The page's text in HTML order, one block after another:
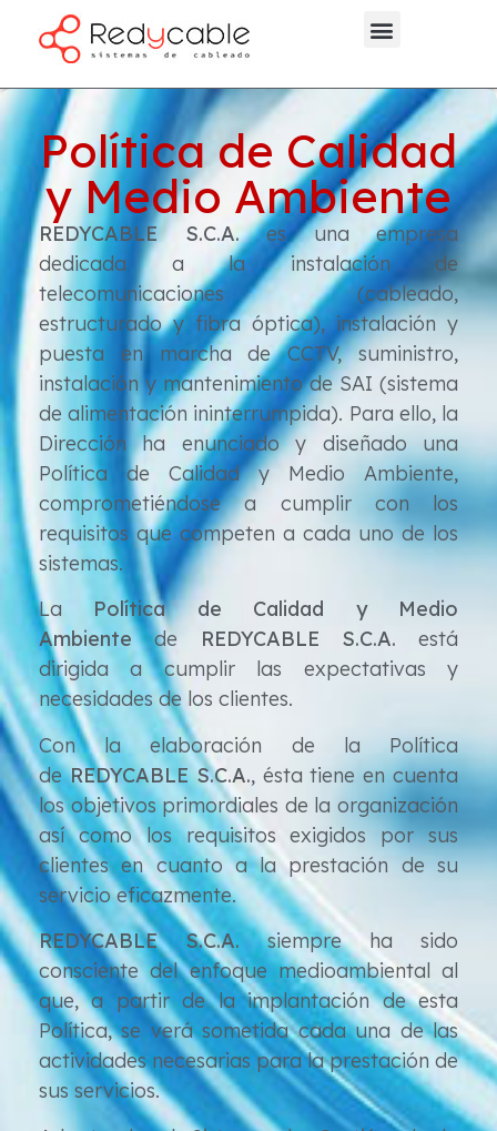
Política de Calidad
y Medio Ambiente
REDYCABLE S.C.A.es una empresa
dedicada a la instalación de
telecomunicaciones (cableado,
estructurado y fibra óptica), instalación y
puesta en marcha de CCTV, suministro,
instalación y mantenimiento de SAI (sistema
de alimentación ininterrumpida). Para ello, la
Dirección ha enunciado y diseñado una
Política de Calidad y Medio Ambiente,
comprometiéndose a cumplir con los
requisitos que competen a cada uno de los
sistemas.
La Política de Calidad y Medio
Ambientede REDYCABLE S.C.A. está
dirigida a cumplir las expectativas y
necesidades de los clientes.
Con la elaboración de la Política
deREDYCABLE S.C.A., ésta tiene en cuenta
los objetivos primordiales de la organización
así como los requisitos exigidos por sus
clientes en cuanto a la prestación de su
servicio eficazmente.
REDYCABLE S.C.A. siempre ha sido
consciente del enfoque medioambiental al
que, a partir de la implantación de esta
Política, se verá sometida cada una de las
actividades necesarias para la prestación de
sus servicios.